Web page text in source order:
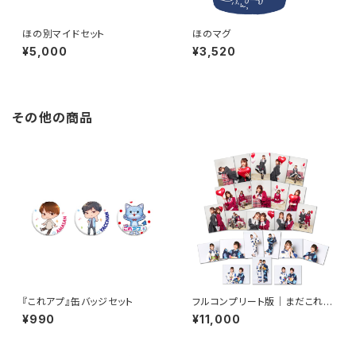
ほの別マイドセット
¥5,000
ほのマグ
¥3,520
その他の商品
『これアプ』缶バッジセット
¥990
フルコンプリート版｜まだこれブ
ロマイド2021
¥11,000